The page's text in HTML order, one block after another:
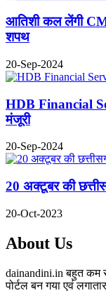
आतिशी कल लेंगी
शपथ
20-Sep-2024
HDB Financial
मंजूरी
20-Sep-2024
20 अक्टूबर की
20-Oct-2023
About Us
dainandini.in बहुत कम
पोर्टल बन गया एवं